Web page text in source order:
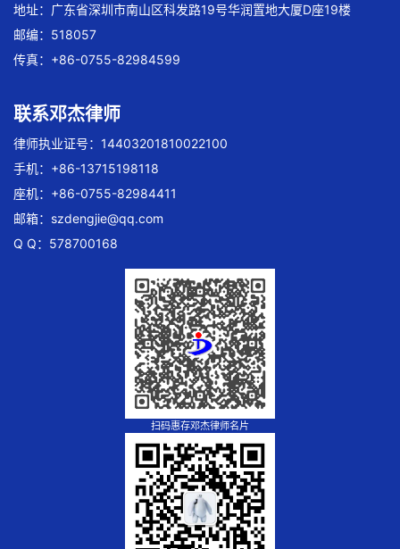
地址：广东省深圳市南山区科发路19号华润置地大厦D座19楼
邮编：518057
传真：+86-0755-82984599
联系邓杰律师
律师执业证号：14403201810022100
手机：+86-13715198118
座机：+86-0755-82984411
邮箱： szdengjie@qq.com
Q Q：578700168
扫码惠存邓杰律师名片